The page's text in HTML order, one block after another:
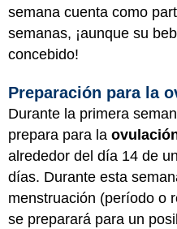
semana cuenta como
semanas, ¡aunque su
concebido!
Preparación para la
Durante la primera
prepara para la
alrededor del día 14 de
días. Durante esta
menstruación (período o
se preparará para un